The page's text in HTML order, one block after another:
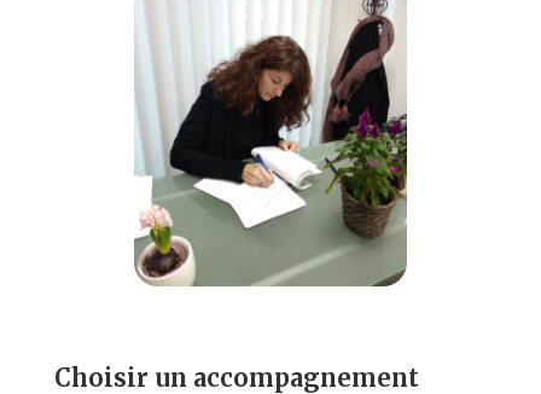
Choisir un accompagnement